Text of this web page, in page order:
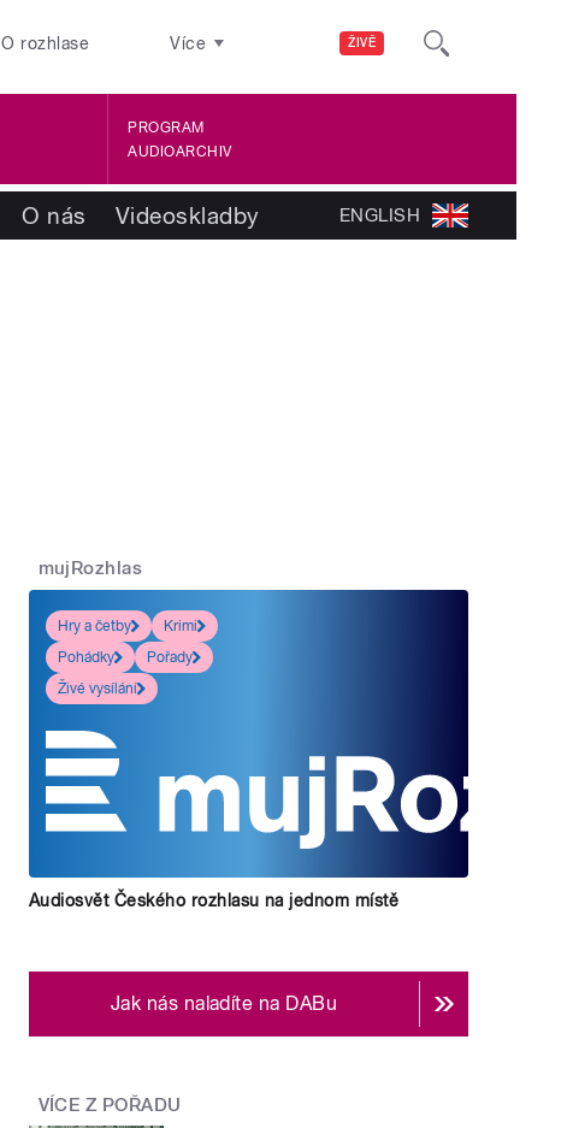
ŽIVĚ
O rozhlase Více
PROGRAM
AUDIOARCHIV
O nás Videoskladby ENGLISH
mujRozhlas
Hry a četby
Krimi
Pohádky
Pořady
Živé vysílání
Audiosvět Českého rozhlasu na jednom místě
Jak nás naladíte na DABu
VÍCE Z POŘADU